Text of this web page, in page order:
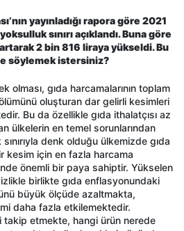
yayınladığı rapora göre 2021
sınırı açıklandı. Buna göre
artarak 2 bin 816 liraya yükseldi. Bu
söylemek istersiniz?
olması, gıda harcamalarının toplam
oluşturan dar gelirli kesimleri
Bu da özellikle gıda ithalatçısı az
ülkelerin en temel sorunlarından
denk olduğu ülkemizde gıda
kesim için en fazla harcama
önemli bir paya sahiptir. Yükselen
birlikte gıda enflasyonundaki
büyük ölçüde azaltmakta,
daha fazla etkilemektedir.
takip etmekte, hangi ürün nerede